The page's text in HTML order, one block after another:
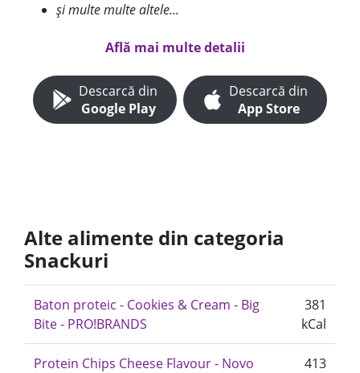
și multe multe altele...
Află mai multe detalii
Descarcă din
Google Play
Descarcă din
App Store
Alte alimente din categoria
Snackuri
Baton proteic - Cookies & Cream - Big
Bite - PRO!BRANDS
381
kCal
Protein Chips Cheese Flavour - Novo
413